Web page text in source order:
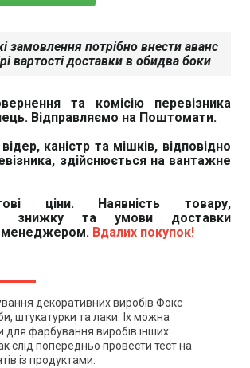
замовлення потрібно внести аванс
вартості доставки в обидва боки
та комісію перевізника
Відправляємо на Поштомати.
каністр та мішків, відповідно
здійснюється на вантажне
ціни. Наявність товару,
знижку та умови доставки
менеджером. Вдалих покупок!
декоративних виробів Фокс
штукатурки та лаки.
Їх можна
для фарбування виробів інших
слід попередньо провести тест на
із продуктами.